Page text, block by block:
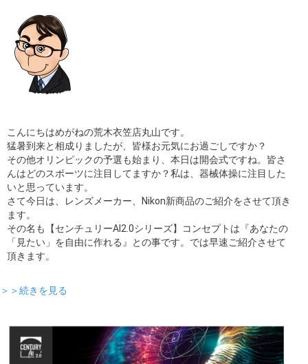
こんにちはめがねの荒木衣笠店丸山です。
猛暑到来と相成りましたが、皆様お元気にお過ごしですか？
その他オリンピックの予選も始まり、本日は開会式ですね。皆さ
んはどのスポーツに注目してますか？私は、器械体操に注目した
いと思っています。
さて今日は、レンズメーカー、Nikon新商品のご紹介をさせて頂き
ます。
その名も【センチュリーAI2.0シリーズ】コンセプトは『あなたの
「見たい」を自由に作れる』との事です。では早速ご紹介させて
頂きます。
＞＞続きを見る